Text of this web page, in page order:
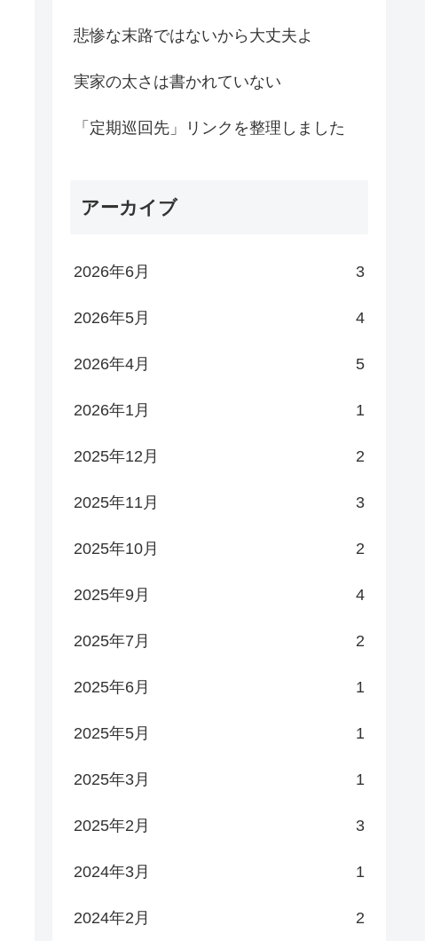
悲惨な末路ではないから大丈夫よ
実家の太さは書かれていない
「定期巡回先」リンクを整理しました
アーカイブ
2026年6月 3
2026年5月 4
2026年4月 5
2026年1月 1
2025年12月 2
2025年11月 3
2025年10月 2
2025年9月 4
2025年7月 2
2025年6月 1
2025年5月 1
2025年3月 1
2025年2月 3
2024年3月 1
2024年2月 2